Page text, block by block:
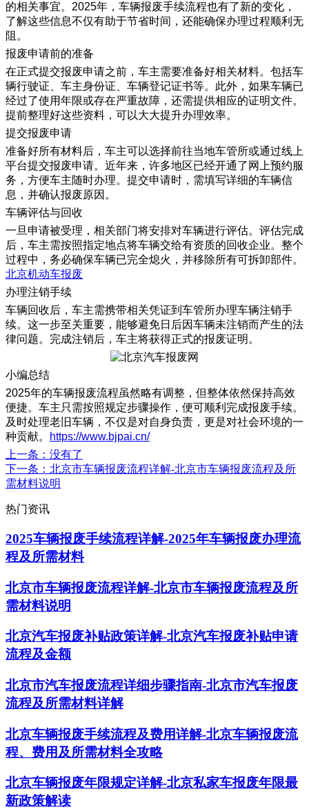
的相关事宜。2025年，车辆报废手续流程也有了新的变化，
了解这些信息不仅有助于节省时间，还能确保办理过程顺利无
阻。
报废申请前的准备
在正式提交报废申请之前，车主需要准备好相关材料。包括车
辆行驶证、车主身份证、车辆登记证书等。此外，如果车辆已
经过了使用年限或存在严重故障，还需提供相应的证明文件。
提前整理好这些资料，可以大大提升办理效率。
提交报废申请
准备好所有材料后，车主可以选择前往当地车管所或通过线上
平台提交报废申请。近年来，许多地区已经开通了网上预约服
务，方便车主随时办理。提交申请时，需填写详细的车辆信
息，并确认报废原因。
车辆评估与回收
一旦申请被受理，相关部门将安排对车辆进行评估。评估完成
后，车主需按照指定地点将车辆交给有资质的回收企业。整个
过程中，务必确保车辆已完全熄火，并移除所有可拆卸部件。
北京机动车报废
办理注销手续
车辆回收后，车主需携带相关凭证到车管所办理车辆注销手
续。这一步至关重要，能够避免日后因车辆未注销而产生的法
律问题。完成注销后，车主将获得正式的报废证明。
小编总结
2025年的车辆报废流程虽然略有调整，但整体依然保持高效
便捷。车主只需按照规定步骤操作，便可顺利完成报废手续。
及时处理老旧车辆，不仅是对自身负责，更是对社会环境的一
种贡献。
https://www.bjpai.cn/
上一条 ：没有了
下一条 ：北京市车辆报废流程详解-北京市车辆报废流程及所
需材料说明
热门资讯
2025车辆报废手续流程详解-2025年车辆报废办理流
程及所需材料
北京市车辆报废流程详解-北京市车辆报废流程及所
需材料说明
北京汽车报废补贴政策详解-北京汽车报废补贴申请
流程及金额
北京市汽车报废流程详细步骤指南-北京市汽车报废
流程及所需材料详解
北京车辆报废手续流程及费用详解-北京车辆报废流
程、费用及所需材料全攻略
北京车辆报废年限规定详解-北京私家车报废年限最
新政策解读